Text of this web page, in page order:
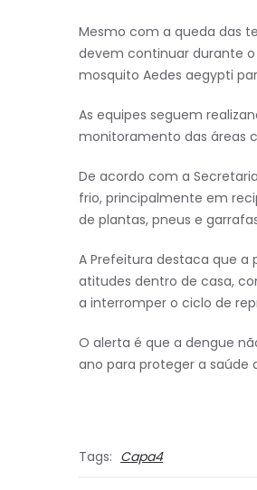
Mesmo com a queda das
devem continuar durante
mosquito Aedes aegypti
As equipes seguem
monitoramento das áreas
De acordo com a
frio, principalmente em
de plantas, pneus e
A Prefeitura destaca que a
atitudes dentro de casa,
a interromper o ciclo de
O alerta é que a dengue
ano para proteger a saúde
Tags: Capa4